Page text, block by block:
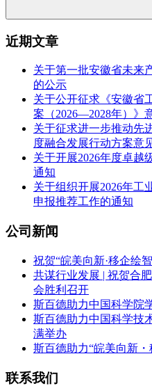
近期文章
关于第一批安徽省未来
的公示
关于公开征求《安徽省
案（2026—2028年）》
关于征求进一步推动先
度融合发展行动方案意
关于开展2026年度卓越
通知
关于组织开展2026年工
申报推荐工作的通知
公司新闻
祝贺“皖美向新·移企绘
共谋行业发展 | 祝贺合
会胜利召开
斯百德助力中国科学院
斯百德助力中国科学技
满举办
斯百德助力“皖美向新
联系我们